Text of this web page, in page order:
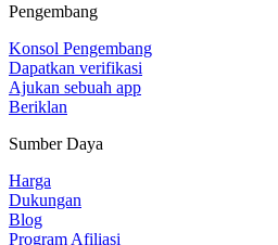
Pengembang
Konsol Pengembang
Dapatkan verifikasi
Ajukan sebuah app
Beriklan
Sumber Daya
Harga
Dukungan
Blog
Program Afiliasi